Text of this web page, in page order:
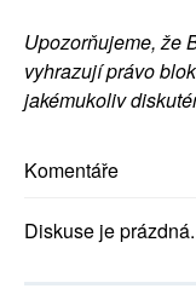
Upozorňujeme, že
vyhrazují právo
jakémukoliv
Komentáře
Diskuse je prázdná.